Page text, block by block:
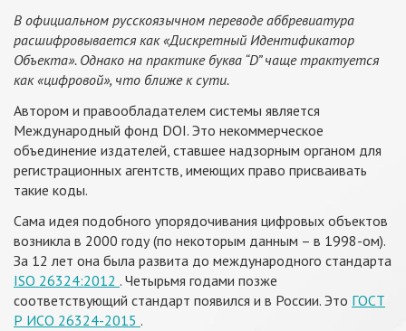
В официальном русскоязычном переводе аббревиатура
расшифровывается как «Дискретный Идентификатор
Объекта». Однако на практике буква “D” чаще трактуется
как «цифровой», что ближе к сути.
Автором и правообладателем системы является
Международный фонд DOI. Это некоммерческое
объединение издателей, ставшее надзорным органом для
регистрационных агентств, имеющих право присваивать
такие коды.
Сама идея подобного упорядочивания цифровых объектов
возникла в 2000 году (по некоторым данным – в 1998-ом).
За 12 лет она была развита до международного стандарта
ISO 26324:2012 . Четырьмя годами позже
соответствующий стандарт появился и в России. Это ГОСТ
Р ИСО 26324-2015 .